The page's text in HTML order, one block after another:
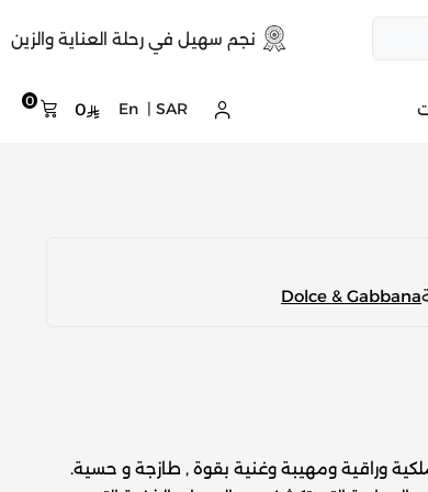
نجم سهيل في رحلة العناية والزين
0 0 En SAR
Dolce & Gabbana
وراقية ومهيبة وغنية بقوة , طازجة و حسية.